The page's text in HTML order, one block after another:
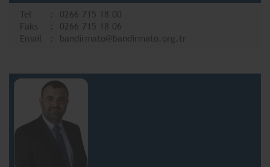
Tel
0266 715 18 00
Faks
0266 715 18 06
Email
bandirmato@bandirmato.org.tr